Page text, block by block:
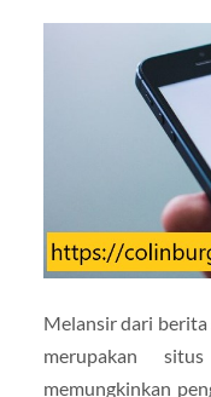
Melansir dari
merupakan
memungkinkan